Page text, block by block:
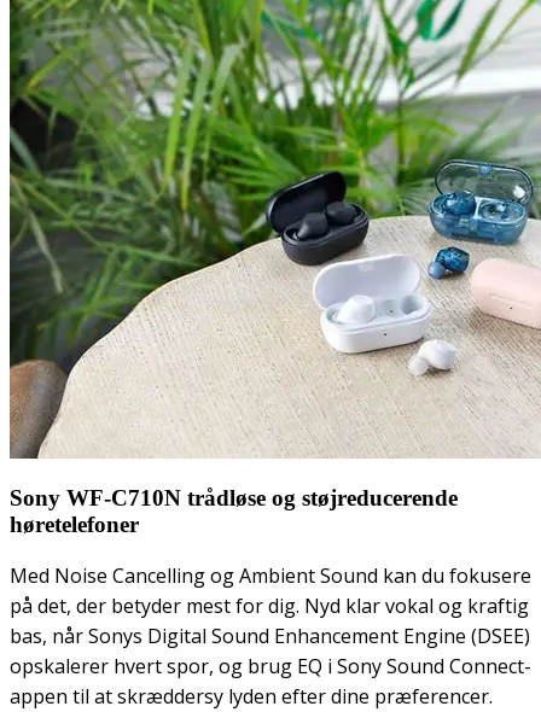
Sony WF-C710N trådløse og støjreducerende
høretelefoner
Med Noise Cancelling og Ambient Sound kan du fokusere
på det, der betyder mest for dig. Nyd klar vokal og kraftig
bas, når Sonys Digital Sound Enhancement Engine (DSEE)
opskalerer hvert spor, og brug EQ i Sony Sound Connect-
appen til at skræddersy lyden efter dine præferencer.